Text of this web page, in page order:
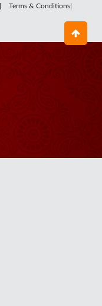
Terms & Conditions|